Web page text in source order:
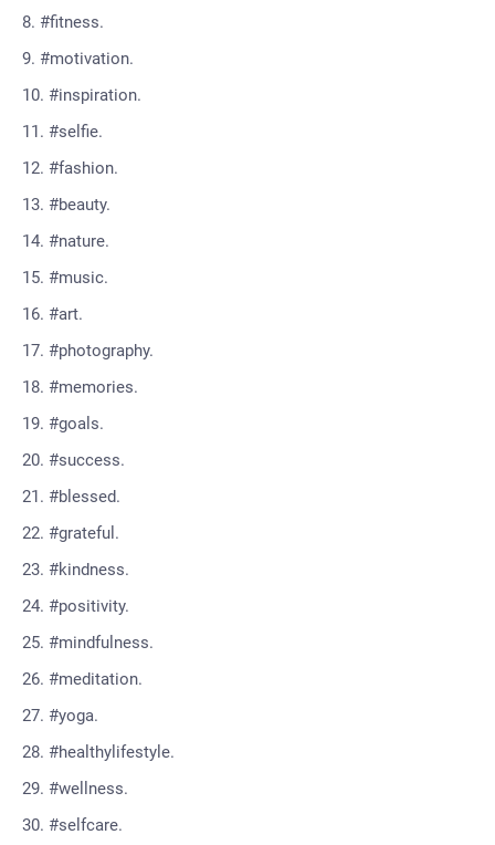
#fitness.
#motivation.
#inspiration.
#selfie.
#fashion.
#beauty.
#nature.
#music.
#art.
#photography.
#memories.
#goals.
#success.
#blessed.
#grateful.
#kindness.
#positivity.
#mindfulness.
#meditation.
#yoga.
#healthylifestyle.
#wellness.
#selfcare.